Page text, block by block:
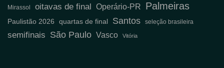
Mirassol oitavas de final Operário-PR Palmeiras
Paulistão 2026 quartas de final Santos seleção brasileira
semifinais São Paulo Vasco Vitória